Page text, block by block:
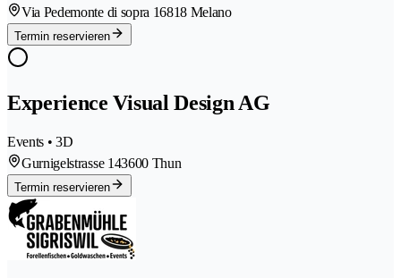
Via Pedemonte di sopra 16818 Melano
Termin reservieren
Experience Visual Design AG
Events • 3D
Gurnigelstrasse 143600 Thun
Termin reservieren